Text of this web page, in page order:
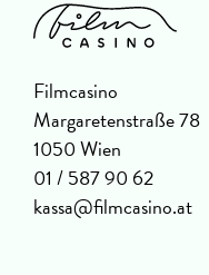
Filmcasino
Margaretenstraße 78
1050 Wien
01 / 587 90 62
kassa@filmcasino.at